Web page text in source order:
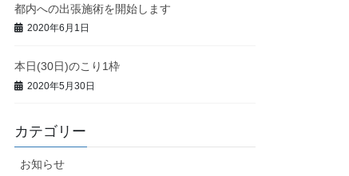
都内への出張施術を開始します
2020年6月1日
本日(30日)のこり1枠
2020年5月30日
カテゴリー
お知らせ